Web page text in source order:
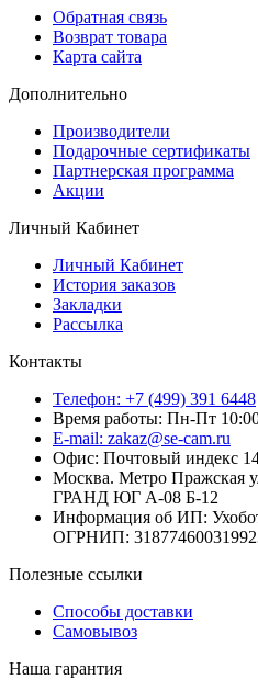
Обратная связь
Возврат товара
Карта сайта
Дополнительно
Производители
Подарочные сертификаты
Партнерская программа
Акции
Личный Кабинет
Личный Кабинет
История заказов
Закладки
Рассылка
Контакты
Телефон: +7 (499) 391 6448
Время работы: Пн-Пт
E-mail: zakaz@se-cam.ru
Офис: Почтовый индекс
Москва. Метро Пражская
ГРАНД ЮГ А-08 Б-12
Информация об ИП:
ОГРНИП:
Полезные ссылки
Способы доставки
Самовывоз
Наша гарантия